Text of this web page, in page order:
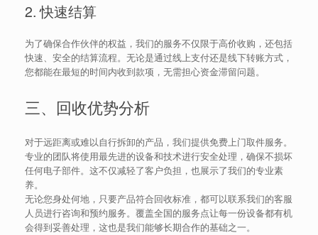
2. 快速结算
为了确保合作伙伴的权益，我们的服务不仅限于高价收购，还包括
快速、安全的结算流程。无论是通过线上支付还是线下转账方式，
您都能在最短的时间内收到款项，无需担心资金滞留问题。
三、回收优势分析
对于远距离或难以自行拆卸的产品，我们提供免费上门取件服务。
专业的团队将使用最先进的设备和技术进行安全处理，确保不损坏
任何电子部件。这不仅减轻了客户负担，也展示了我们的专业素
养。
无论您身处何地，只要产品符合回收标准，都可以联系我们的客服
人员进行咨询和预约服务。覆盖全国的服务点让每一份设备都有机
会得到妥善处理，这也是我们能够长期合作的基础之一。